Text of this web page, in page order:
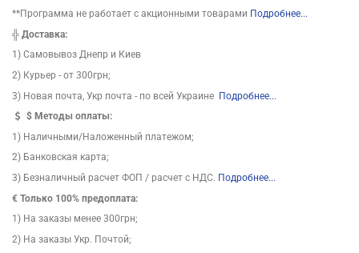
**Программа не работает с акционными товарами Подробнее...
╬ Доставка:
1) Самовывоз Днепр и Киев
2) Курьер - от 300грн;
3) Новая почта, Укр почта - по всей Украине Подробнее...
$ Методы оплаты:
1) Наличными/Наложенный платежом;
2) Банковская карта;
3) Безналичный расчет ФОП / расчет с НДС. Подробнее...
€ Только 100% предоплата:
1) На заказы менее 300грн;
2) На заказы Укр. Почтой;